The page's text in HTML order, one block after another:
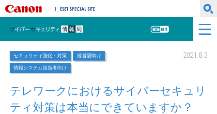
キヤノンマーケティングジャパン株式会社
サイバーセキュリティ情報局
ESET
セキュリティ強化・対策 経営層向け
情報システム担当者向け
2021.8.3
テレワークにおけるサイバーセキュリ
ティ対策は本当にできていますか？